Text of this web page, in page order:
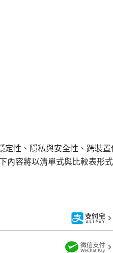
性、隱私與安全性、跨裝置
內容將以清單式與比較表形式